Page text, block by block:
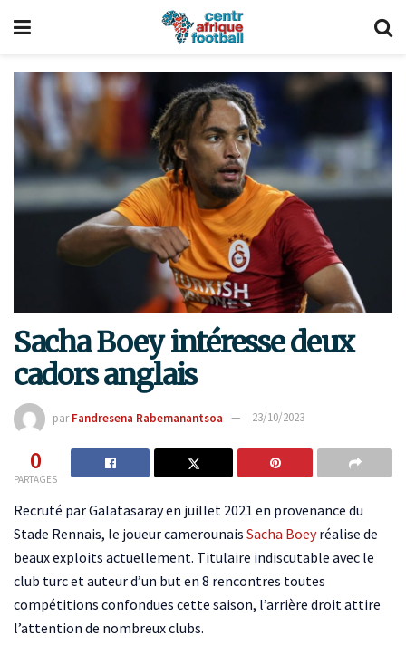
Sacha Boey intéresse deux
cadors anglais
par Fandresena Rabemanantsoa 23/10/2023
0
PARTAGES
Recruté par Galatasaray en juillet 2021 en provenance du
Stade Rennais, le joueur camerounais Sacha Boeyréalise de
beaux exploits actuellement. Titulaire indiscutable avec le
club turc et auteur d’un but en 8 rencontres toutes
compétitions confondues cette saison, l’arrière droit attire
l’attention de nombreux clubs.